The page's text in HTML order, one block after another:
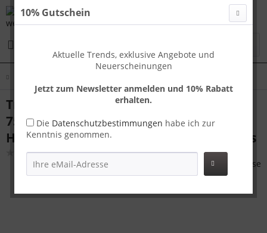
Travelhouse Capri großer Reisekoffer L
75 x 48 x 29 cm | Polycarbonat-
Hartschale | TSA-Schloss, USB-Anschluss
10% Gutschein
Aktuelle Trends, exklusive Angebote und
Neuerscheinungen
Jetzt zum Newsletter anmelden und 10% Rabatt
erhalten.
Die Datenschutzbestimmungen habe ich zur
Kenntnis genommen.